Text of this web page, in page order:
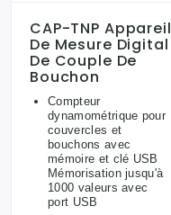
CAP-TNP Appareil
De Mesure Digital
De Couple De
Bouchon
Compteur
dynamométrique pour
couvercles et
bouchons avec
mémoire et clé USB
Mémorisation jusqu'à
1000 valeurs avec
port USB